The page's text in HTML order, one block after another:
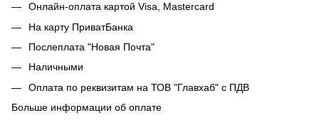
Онлайн-оплата картой Visa, Mastercard
На карту ПриватБанка
Послеплата "Новая Почта"
Наличными
Оплата по реквизитам на ТОВ "Главхаб" с ПДВ
Больше информации об оплате